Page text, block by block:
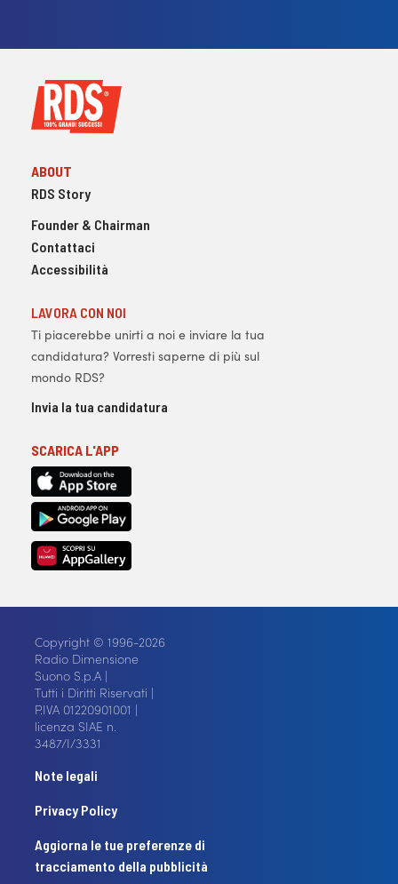
ABOUT
RDS Story
Founder & Chairman
Contattaci
Accessibilità
LAVORA CON NOI
Ti piacerebbe unirti a noi e inviare la tua
candidatura? Vorresti saperne di più sul
mondo RDS?
Invia la tua candidatura
SCARICA L'APP
Copyright © 1996-2026
Radio Dimensione
Suono S.p.A |
Tutti i Diritti Riservati |
P.IVA 01220901001 |
licenza SIAE n.
3487/I/3331
Note legali
Privacy Policy
Aggiorna le tue preferenze di
tracciamento della pubblicità